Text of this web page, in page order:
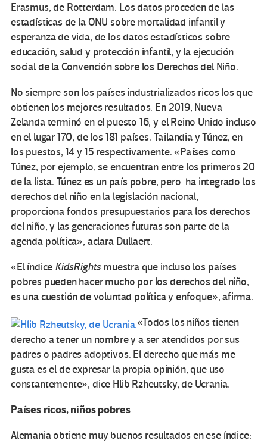
Erasmus, de Rotterdam. Los datos proceden de las
estadísticas de la ONU sobre mortalidad infantil y
esperanza de vida, de los datos estadísticos sobre
educación, salud y protección infantil, y la ejecución
social de la Convención sobre los Derechos del Niño.
No siempre son los países industrializados ricos los que
obtienen los mejores resultados. En 2019, Nueva
Zelanda terminó en el puesto 16, y el Reino Unido incluso
en el lugar 170, de los 181 países. Tailandia y Túnez, en
los puestos, 14 y 15 respectivamente. «Países como
Túnez, por ejemplo, se encuentran entre los primeros 20
de la lista. Túnez es un país pobre, pero ha integrado los
derechos del niño en la legislación nacional,
proporciona fondos presupuestarios para los derechos
del niño, y las generaciones futuras son parte de la
agenda política», aclara Dullaert.
«El índice KidsRights muestra que incluso los países
pobres pueden hacer mucho por los derechos del niño,
es una cuestión de voluntad política y enfoque», afirma.
«Todos los niños tienen
derecho a tener un nombre y a ser atendidos por sus
padres o padres adoptivos. El derecho que más me
gusta es el de expresar la propia opinión, que uso
constantemente», dice Hlib Rzheutsky, de Ucrania.
Países ricos, niños pobres
Alemania obtiene muy buenos resultados en ese índice: